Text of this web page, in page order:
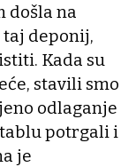
došla na
taj deponij,
Kada su
stavili smo
odlaganje
potrgali i
je